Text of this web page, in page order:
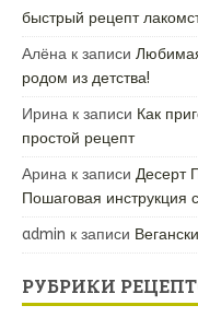
быстрый рецепт
Алёна к записи
родом из детства!
Ирина к записи Как
простой рецепт
Арина к записи Десерт
Пошаговая инструкция
admin к записи
РУБРИКИ